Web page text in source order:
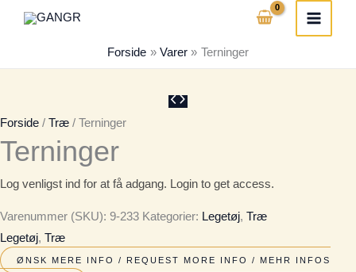
Forside Varer Terninger
Forside / Træ / Terninger
Terninger
Log venligst ind for at få adgang. Login to get access.
Varenummer (SKU): 9-233 Kategorier: Legetøj, Træ
Legetøj, Træ
ØNSK MERE INFO / REQUEST MORE INFO / MEHR INFOS